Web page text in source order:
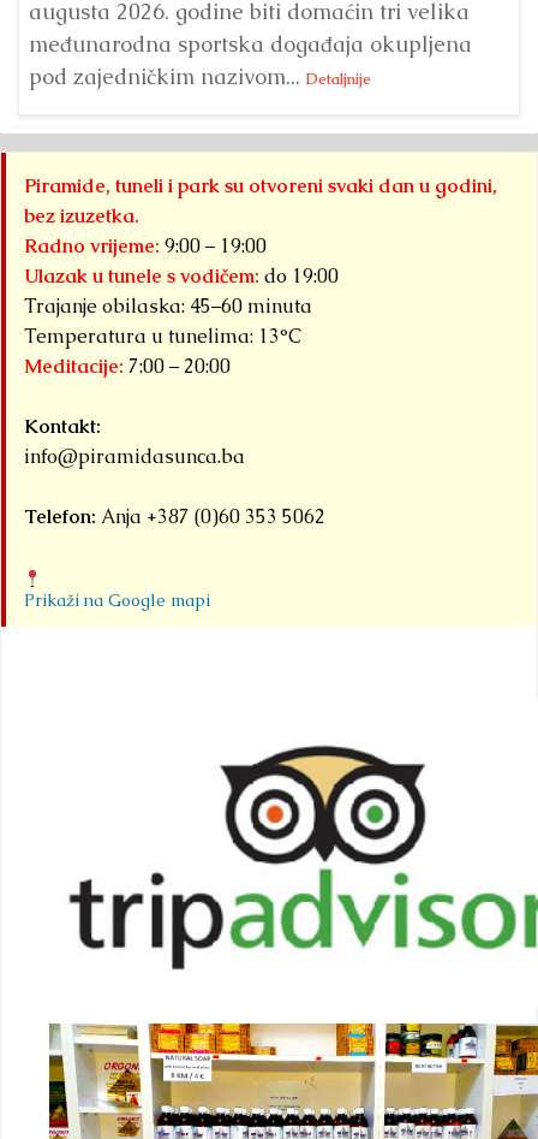
augusta 2026. godine biti domaćin tri velika
međunarodna sportska događaja okupljena
pod zajedničkim nazivom... Detaljnije
Piramide, tuneli i park su otvoreni svaki dan u godini,
bez izuzetka.
Radno vrijeme: 9:00 – 19:00
Ulazak u tunele s vodičem: do 19:00
Trajanje obilaska: 45–60 minuta
Temperatura u tunelima: 13°C
Meditacije: 7:00 – 20:00
Kontakt:
info@piramidasunca.ba
Telefon: Anja +387 (0)60 353 5062
Prikaži na Google mapi